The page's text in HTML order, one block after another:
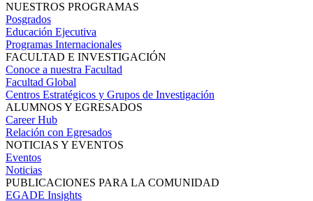
NUESTROS PROGRAMAS
Posgrados
Educación Ejecutiva
Programas Internacionales
FACULTAD E INVESTIGACIÓN
Conoce a nuestra Facultad
Facultad Global
Centros Estratégicos y Grupos de Investigación
ALUMNOS Y EGRESADOS
Career Hub
Relación con Egresados
NOTICIAS Y EVENTOS
Eventos
Noticias
PUBLICACIONES PARA LA COMUNIDAD
EGADE Insights